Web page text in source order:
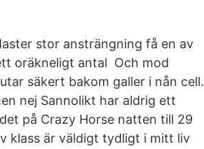
stor ansträngning få en av
oräkneligt antal Och mod
säkert bakom galler i nån cell.
nej Sannolikt har aldrig ett
på Crazy Horse natten till 29
klass är väldigt tydligt i mitt liv